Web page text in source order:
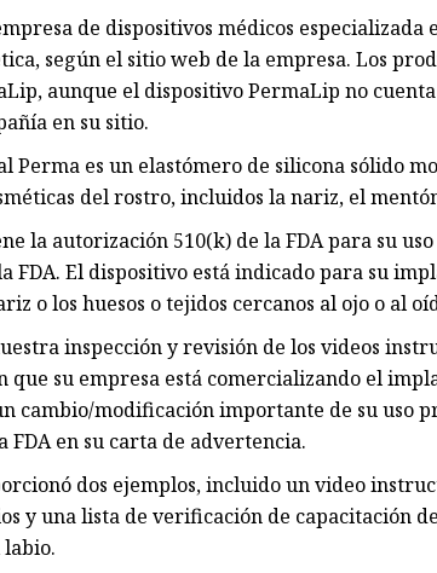
de dispositivos médicos
según el sitio web de la empresa. Los
aunque el dispositivo PermaLip no cuenta
en su sitio.
Perma es un elastómero de silicona sólido
del rostro, incluidos la nariz, el
la autorización 510(k) de la FDA para su
FDA. El dispositivo está indicado para su
o los huesos o tejidos cercanos al ojo o al
inspección y revisión de los videos
que su empresa está comercializando el
cambio/modificación importante de su uso
FDA en su carta de advertencia.
dos ejemplos, incluido un video
y una lista de verificación de capacitación